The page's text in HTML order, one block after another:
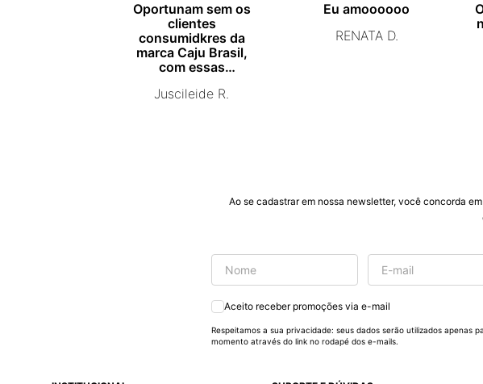
Oportunam sem os
clientes
consumidkres da
marca Caju Brasil,
com essas
promocionais de
Juscileide R.
Eu amoooooo
RENATA D.
Ao se cadastrar em nossa newsletter, você concorda
Aceito receber promoções via e-mail
Respeitamos a sua privacidade: seus dados serão utilizados
momento através do link no rodapé dos e-mails.